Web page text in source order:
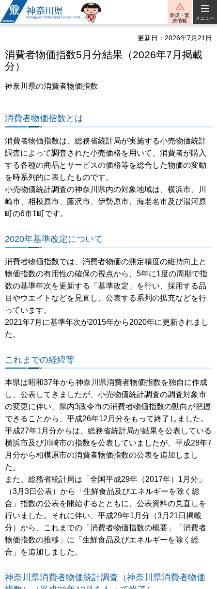
神奈川県
防災・緊
急情報
メニュー
更新日：2026年7月21日
消費者物価指数5月分結果（2026年7月掲載
分）
神奈川県の消費者物価指数
消費者物価指数とは
消費者物価指数は、総務省統計局が実施する小売物価統計
調査によって調査された小売価格を用いて、消費者が購入
する各種の商品とサービスの価格等を総合した物価の変動
を時系列的に表したものです。
小売物価統計調査の神奈川県内の対象地域は、横浜市、川
崎市、相模原市、藤沢市、伊勢原市、海老名市及び湯河原
町の6市1町です。
2020年基準改定について
消費者物価指数では、消費者物価の測定精度の維持向上と
物価指数の有用性の確保の視点から、5年に1度の周期で指
数の基準年次を更新する「基準改定」を行い、採用する品
目やウエイトなどを見直し、公表する系列の拡充などを行
っています。
2021年7月に基準年次が2015年から2020年に更新されまし
た。
これまでの経緯等
本県は昭和37年から神奈川県消費者物価指数を独自に作成
し、公表してきましたが、小売物価統計調査の調査対象市
の変更に伴い、県内3政令市の消費者物価指数の動向が把握
できることから、平成26年12月分をもって終了しました。
平成27年1月分からは、総務省統計局が結果を公表している
横浜市及び川崎市の指数を公表していましたが、平成28年7
月分から相模原市の消費者物価指数の公表を追加しまし
た。
また、総務省統計局は「全国平成29年（2017年）1月分」
（3月3日公表）から「生鮮食品及びエネルギーを除く総
合」指数の公表を開始するとともに、公表資料の見直しを
行いました。それに伴い、平成29年1月分（3月21日掲載
分）から、これまでの「消費者物価指数の概要」「消費者
物価指数の推移」に「生鮮食品及びエネルギーを除く総
合」を追加しました。
神奈川県消費者物価統計調査（神奈川県消費者物価